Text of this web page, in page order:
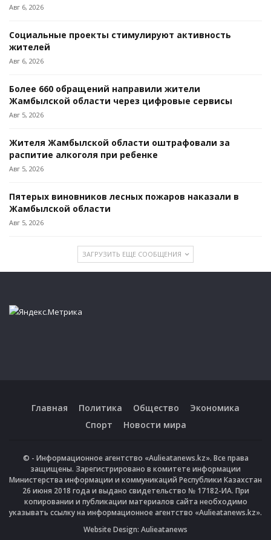
Авг 6, 2026
Социальные проекты стимулируют активность
жителей
Авг 6, 2026
Более 660 обращений направили жители
Жамбылской области через цифровые сервисы
Авг 5, 2026
Жителя Жамбылской области оштрафовали за
распитие алкоголя при ребенке
Авг 5, 2026
Пятерых виновников лесных пожаров наказали в
Жамбылской области
Авг 5, 2026
ЗАГРУЗИТЬ ЕЩЕ СООБЩЕНИЯ
Главная Политика Общество
Экономика
Спорт
Новости мира
© - Информационное агентство «Aulieatanews.kz». Все права
защищены. Зарегистрировано в комитете информации
Министерства информации и коммуникаций Республики Казахстан
26 июня 2018 года и выдано свидетельство № 17182-ИА. При
копировании и публикации материалов сайта необходимо
указывать ссылку на информационное агентство «Aulieatanews.kz».
Website Design: Aulieatanews